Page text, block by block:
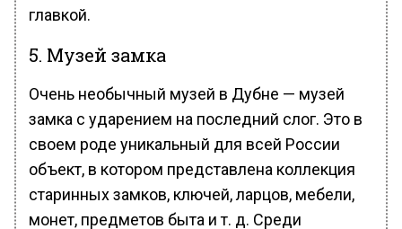
главкой.
5. Музей замка
Очень необычный музей в Дубне — музей
замка с ударением на последний слог. Это в
своем роде уникальный для всей России
объект, в котором представлена коллекция
старинных замков, ключей, ларцов, мебели,
монет, предметов быта и т. д. Среди